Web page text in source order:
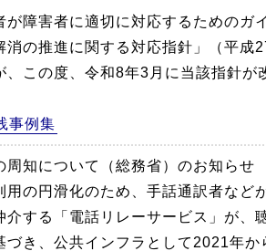
障害者に適切に対応するためのガ
の推進に関する対応指針」（平成
、この度、令和8年3月に当該指針が
事例集
知について（総務省）のお知らせ
の円滑化のため、手話通訳者など
する「電話リレーサービス」が、
き、公共インフラとして2021年